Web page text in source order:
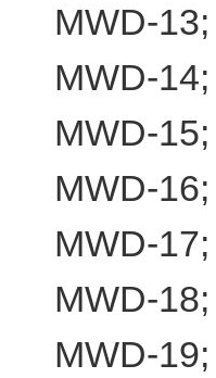
MWD-
MWD-
MWD-
MWD-
MWD-
MWD-
MWD-